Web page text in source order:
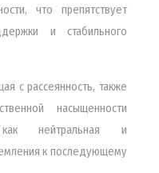
что препятствует
и стабильного
с рассеянность, также
насыщенности
как нейтральная и
к последующему